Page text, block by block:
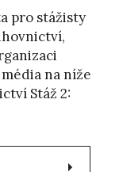
pro stážisty
na níže
Stáž 2: